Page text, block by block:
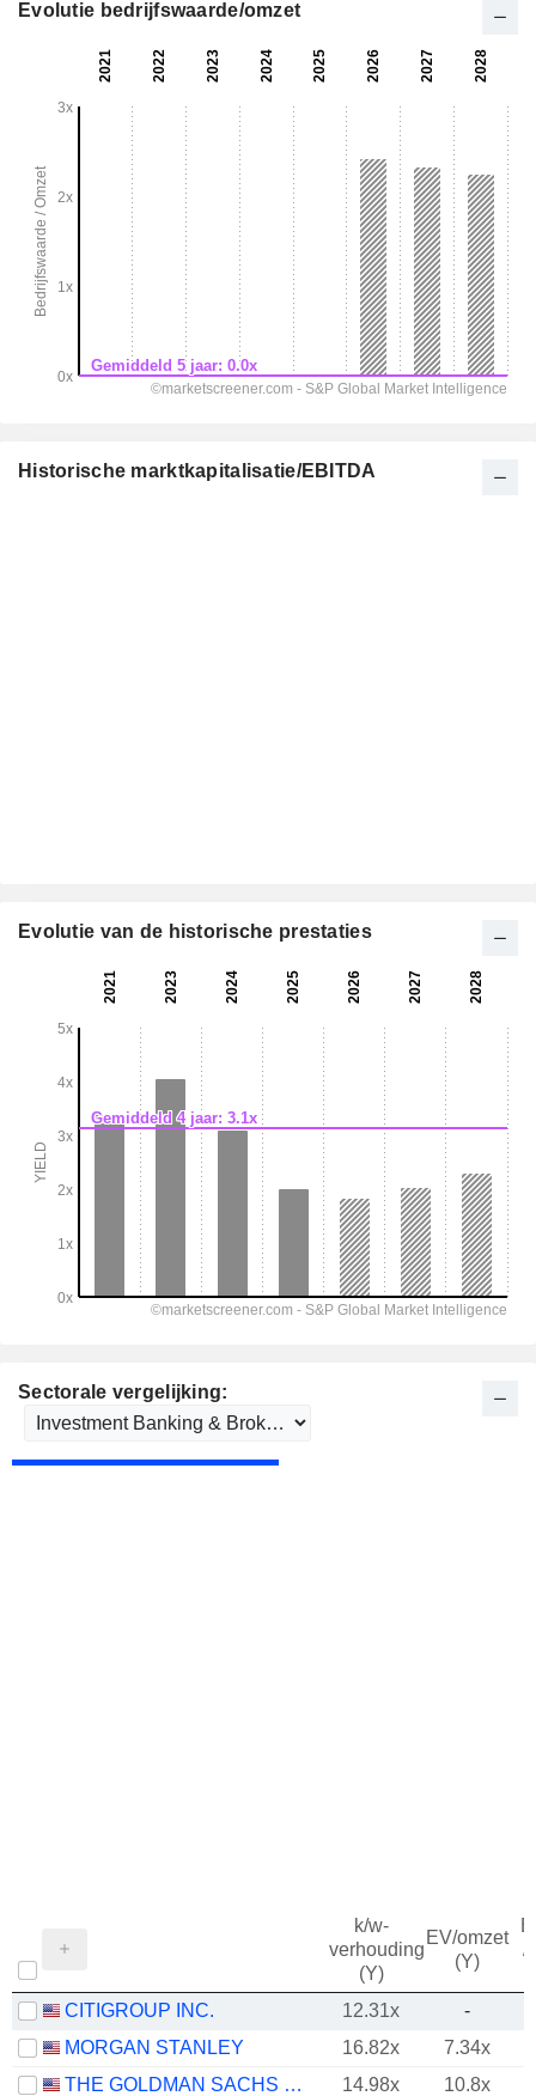
Sectorale vergelijking:
k/w-
verhouding
(Y)
EV/omzet
(Y)
/
CITIGROUP INC. 12.31x
-
MORGAN STANLEY
16.82x
7.34x
THE GOLDMAN SACHS GROUP, INC.
14.98x
10.8x
Evolutie bedrijfswaarde/omzet
Historische marktkapitalisatie/EBITDA
Evolutie van de historische prestaties